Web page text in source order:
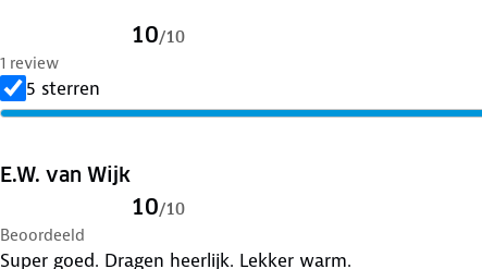
10/10
1 review
5 sterren
E.W. van Wijk
10/10
Beoordeeld
Super goed. Dragen heerlijk. Lekker warm.